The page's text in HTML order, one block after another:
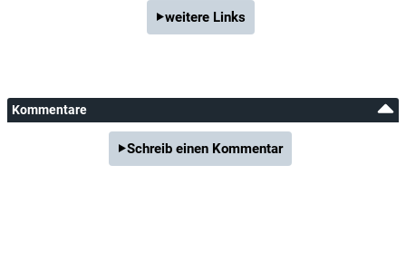
weitere Links
Kommentare
Schreib einen Kommentar